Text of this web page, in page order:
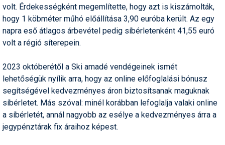
Síléc
Símánia
Síruházat
Síszerviz
Sítechnika
volt. Érdekességként megemlítette, hogy azt is kiszámolták,
hogy 1 köbméter műhó előállítása 3,90 euróba került. Az egy
napra eső átlagos árbevétel pedig síbérletenként 41,55 euró
volt a régió síterepein.
2023 októberétől a Ski amadé vendégeinek ismét
lehetőségük nyílik arra, hogy az online előfoglalási bónusz
segítségével kedvezményes áron biztosítsanak maguknak
síbérletet. Más szóval: minél korábban lefoglalja valaki online
a síbérletét, annál nagyobb az esélye a kedvezményes árra a
jegypénztárak fix áraihoz képest.